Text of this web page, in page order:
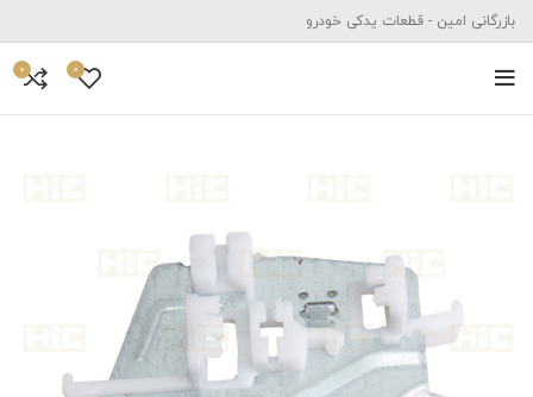
بازرگانی امین - قطعات یدکی خودرو
0
0